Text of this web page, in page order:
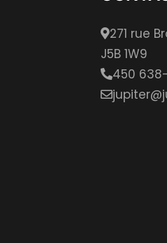
271 rue
J5B 1W9
450